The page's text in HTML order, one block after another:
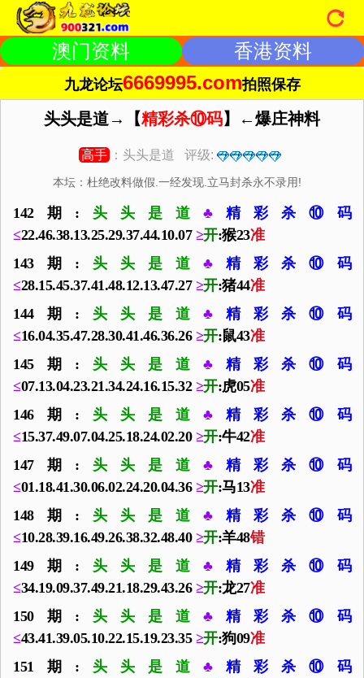
澳门资料 香港资料
九龙论坛6669995.com拍照保存
头头是道→【精彩杀⑩码】←爆庄神料
高手：头头是道 评级:
本坛：杜绝改料做假.一经发现.立马封杀永不录用!
142期: 头头是道♣精彩杀⑩码
≤22.46.38.13.25.29.37.44.10.07≥开:猴23准
143期: 头头是道♣精彩杀⑩码
≤28.15.45.37.41.48.12.13.47.27≥开:猪44准
144期: 头头是道♣精彩杀⑩码
≤16.04.35.47.28.30.41.46.36.26≥开:鼠43准
145期: 头头是道♣精彩杀⑩码
≤07.13.04.23.21.34.24.16.15.32≥开:虎05准
146期: 头头是道♣精彩杀⑩码
≤15.37.49.07.04.25.18.24.02.20≥开:牛42准
147期: 头头是道♣精彩杀⑩码
≤01.18.41.30.06.02.24.20.04.36≥开:马13准
148期: 头头是道♣精彩杀⑩码
≤10.28.39.16.49.26.38.32.48.40≥开:羊48错
149期: 头头是道♣精彩杀⑩码
≤34.19.09.37.49.21.18.29.43.26≥开:龙27准
150期: 头头是道♣精彩杀⑩码
≤43.41.39.05.10.22.15.19.23.35≥开:狗09准
151期: 头头是道♣精彩杀⑩码